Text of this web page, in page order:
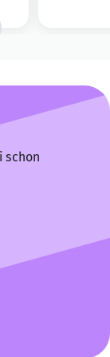
schon